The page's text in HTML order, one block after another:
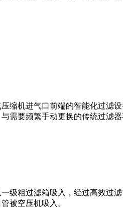
缩机进气口前端的智能化过滤
需要频繁手动更换的传统过滤
级粗过滤箱吸入，经过高效过
被空压机吸入。